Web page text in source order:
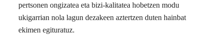
pertsonen ongizatea eta bizi-kalitatea hobetzen modu
ukigarrian nola lagun dezakeen aztertzen duten hainbat
ekimen egituratuz.